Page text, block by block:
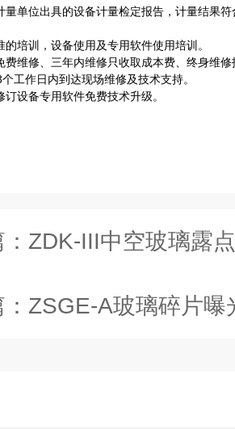
位出具的设备计量检定报告，计量结果符
训，设备使用及专用软件使用培训。
修、三年内维修只收取成本费、终身维修
工作日内到达现场维修及技术支持。
设备专用软件免费技术升级。
ZDK-III中空玻璃露
ZSGE-A玻璃碎片曝